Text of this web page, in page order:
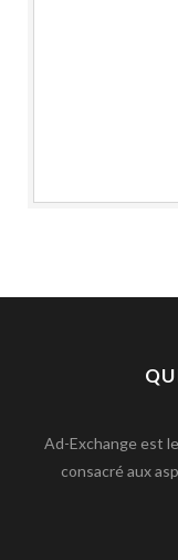
Ad-Exchange est
consacré aux